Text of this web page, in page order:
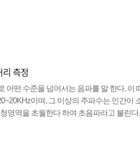
측정
어떤 수준을 넘어서는 음파를 말 한다. 이
이며, 그 이상의 주파수는 인간이
영역을 초월한다 하여 초음파라고 불린다